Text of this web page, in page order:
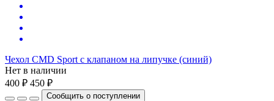
Чехол CMD Sport с клапаном на липучке (синий)
Нет в наличии
400 ₽ 450 ₽
Сообщить о поступлении